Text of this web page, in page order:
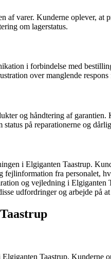
af varer. Kunderne oplever,
om lagerstatus.
i forbindelse med
over manglende
og håndtering af
på reparationerne og
i Elgiganten Taastrup.
fra personalet,
og vejledning i Elgiganten
udfordringer og arbejde på
Taastrup.